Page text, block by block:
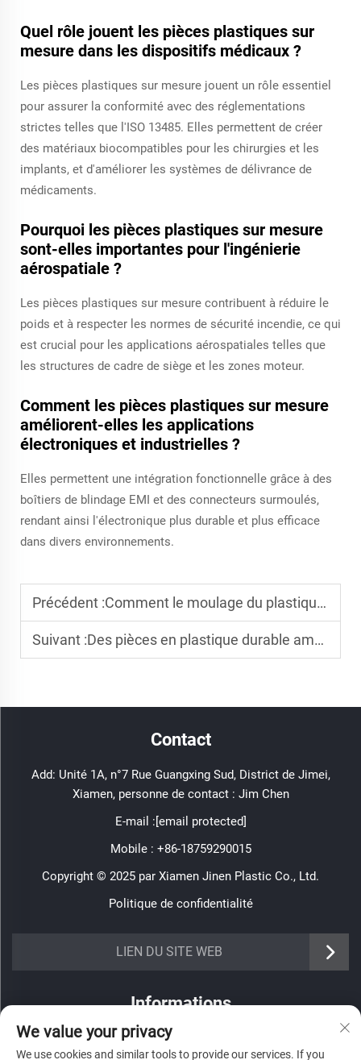
Quel rôle jouent les pièces plastiques sur
mesure dans les dispositifs médicaux ?
Les pièces plastiques sur mesure jouent un rôle essentiel
pour assurer la conformité avec des réglementations
strictes telles que l'ISO 13485. Elles permettent de créer
des matériaux biocompatibles pour les chirurgies et les
implants, et d'améliorer les systèmes de délivrance de
médicaments.
Pourquoi les pièces plastiques sur mesure
sont-elles importantes pour l'ingénierie
aérospatiale ?
Les pièces plastiques sur mesure contribuent à réduire le
poids et à respecter les normes de sécurité incendie, ce qui
est crucial pour les applications aérospatiales telles que
les structures de cadre de siège et les zones moteur.
Comment les pièces plastiques sur mesure
améliorent-elles les applications
électroniques et industrielles ?
Elles permettent une intégration fonctionnelle grâce à des
boîtiers de blindage EMI et des connecteurs surmoulés,
rendant ainsi l'électronique plus durable et plus efficace
dans divers environnements.
Précédent :Comment le moulage du plastique améliore-t-il la durabilité des produits de rangement domestique ?
Suivant :Des pièces en plastique durable améliorent les performances du produit
Contact
Add: Unité 1A, n°7 Rue Guangxing Sud, District de Jimei,
Xiamen, personne de contact : Jim Chen
E-mail :[email protected]
Mobile : +86-18759290015
Copyright © 2025 par Xiamen Jinen Plastic Co., Ltd.
Politique de confidentialité
LIEN DU SITE WEB
https://www.jinenplastic.com/service
https://www.jinenplastic.com/projects
Informations
Inscrivez-vous pour recevoir notre newsletter hebdomadaire
We value your privacy
We use cookies and similar tools to provide our services. If you